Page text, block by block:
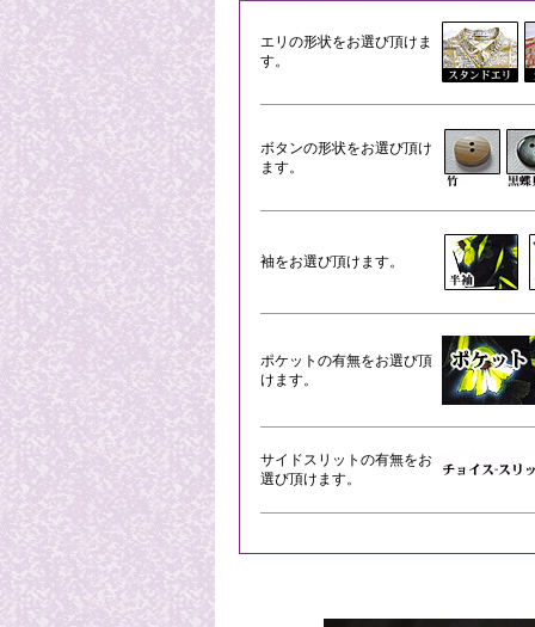
エリの形状をお選び頂けま
す。
ボタンの形状をお選び頂け
ます。
袖をお選び頂けます。
ポケットの有無をお選び頂
けます。
サイドスリットの有無をお
選び頂けます。